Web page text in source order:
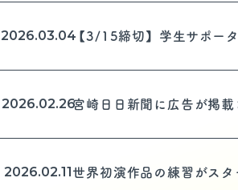
2026.03.04【3/15締切】学生サポー
2026.02.26宮崎日日新聞に広告が掲載
2026.02.11世界初演作品の練習がスタ